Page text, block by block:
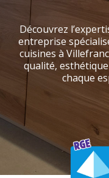
Découvrez
entreprise
cuisines à
qualité,
chaque